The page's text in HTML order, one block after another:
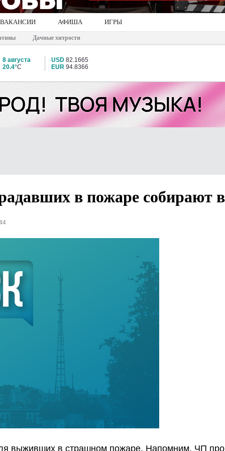
ВАКАНСИИ АФИША ИГРЫ
Дачные хитрости
8 августа
20.4°C
USD 82.1665
EUR 94.8366
в пожаре собирают
выживших в страшном пожаре. Напомним, ЧП